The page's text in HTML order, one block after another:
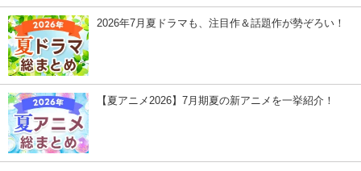
2026年7月夏ドラマも、注目作＆話題作が勢ぞろい！
【夏アニメ2026】7月期夏の新アニメを一挙紹介！